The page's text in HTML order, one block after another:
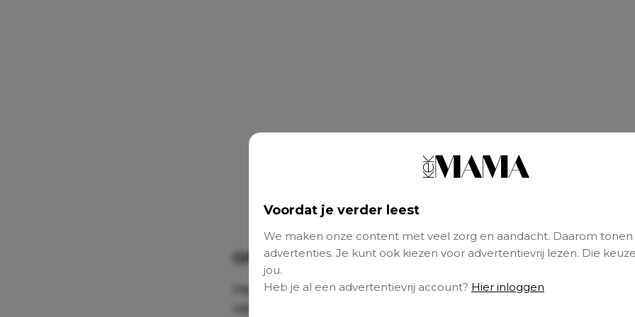
Voordat je verder leest
We maken onze content met veel zorg en aandacht. Daarom tonen
advertenties. Je kunt ook kiezen voor advertentievrij lezen. Die
jou.
Heb je al een advertentievrij account? Hier inloggen
Giftige metalen in je tampons
Het nieuws kwam naar buiten door Amerikaanse
van de universiteiten van Berkeley en Columbia, die